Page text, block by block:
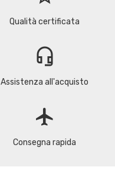
Qualità certificata
headset_mic
Assistenza all'acquisto
flight
Consegna rapida